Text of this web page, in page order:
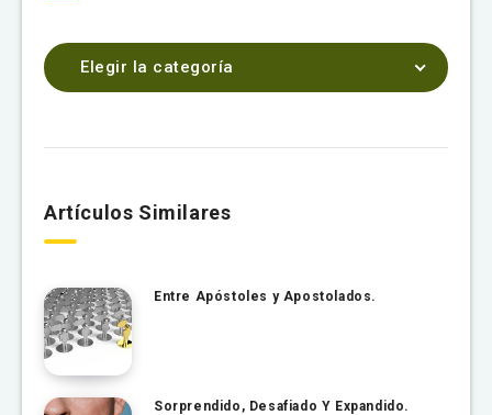
Elegir la categoría
Artículos Similares
Entre Apóstoles y Apostolados.
Sorprendido, Desafiado Y Expandido.